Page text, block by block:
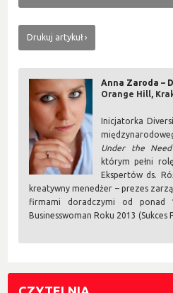
Drukuj artykuł
Anna Zaroda –
Orange Hill,
Inicjatorka
Under the
którym pełni
Ekspertów ds.
kreatywny menedżer – prezes
firmami doradczymi od ponad
Businesswoman Roku 2013 (Sukces